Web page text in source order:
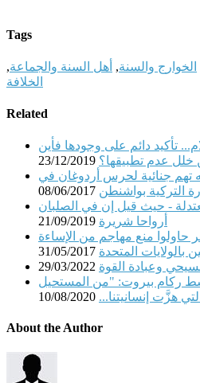
Tags
الخوارج والسنة, أهل السنة والجماعة,
الخلافة
Related
تأكيد دائم على وجودها فأين
خلل عدم تطبيقها؟
جنائية لحرس أردوغان في
التركية بواشنطن
- حيث قيل إن في الصلبان
أرواحا شريرة
حاولوا منع مهاجم من الإساءة
بالولايات المتحدة
وعبادة القوة
ركام بيروت: "من المستحيل
هزَّت إنسانيتنا...
About the Author